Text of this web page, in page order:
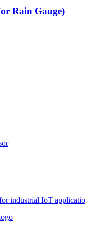
Rain Gauge)
industrial IoT